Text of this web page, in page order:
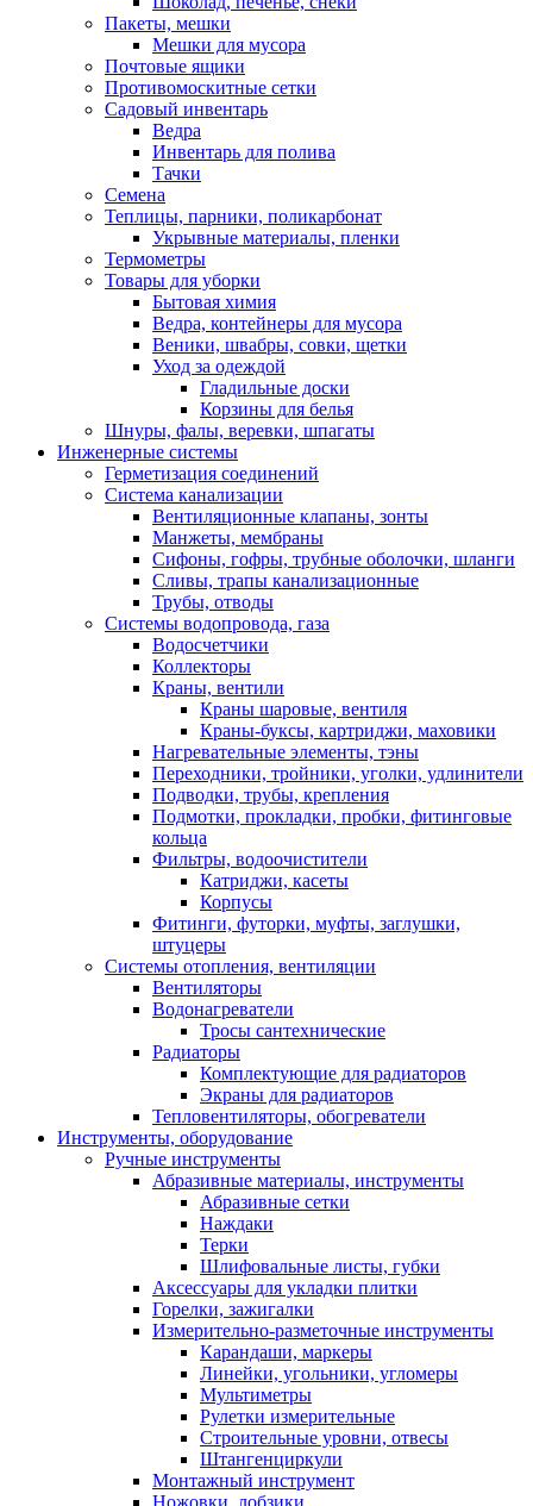
Пакеты, мешки
Мешки для мусора
Почтовые ящики
Противомоскитные сетки
Садовый инвентарь
Ведра
Инвентарь для полива
Тачки
Семена
Теплицы, парники, поликарбонат
Укрывные материалы, пленки
Термометры
Товары для уборки
Бытовая химия
Ведра, контейнеры для мусора
Веники, швабры, совки, щетки
Уход за одеждой
Гладильные доски
Корзины для белья
Шнуры, фалы, веревки, шпагаты
Инженерные системы
Герметизация соединений
Система канализации
Вентиляционные клапаны, зонты
Манжеты, мембраны
Сифоны, гофры, трубные оболочки, шланги
Сливы, трапы канализационные
Трубы, отводы
Системы водопровода, газа
Водосчетчики
Коллекторы
Краны, вентили
Краны шаровые, вентиля
Краны-буксы, картриджи, маховики
Нагревательные элементы, тэны
Переходники, тройники, уголки, удлинители
Подводки, трубы, крепления
Подмотки, прокладки, пробки, фитинговые
кольца
Фильтры, водоочистители
Катриджи, касеты
Корпусы
Фитинги, футорки, муфты, заглушки,
штуцеры
Системы отопления, вентиляции
Вентиляторы
Водонагреватели
Тросы сантехнические
Радиаторы
Комплектующие для радиаторов
Экраны для радиаторов
Тепловентиляторы, обогреватели
Инструменты, оборудование
Ручные инструменты
Абразивные материалы, инструменты
Абразивные сетки
Наждаки
Терки
Шлифовальные листы, губки
Аксессуары для укладки плитки
Горелки, зажигалки
Измерительно-разметочные инструменты
Карандаши, маркеры
Линейки, угольники, угломеры
Мультиметры
Рулетки измерительные
Строительные уровни, отвесы
Штангенциркули
Монтажный инструмент
Ножовки, лобзики